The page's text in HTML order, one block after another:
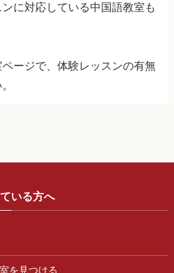
に対応している中国語教室も
ージで、体験レッスンの有無
いる方へ
を見つける